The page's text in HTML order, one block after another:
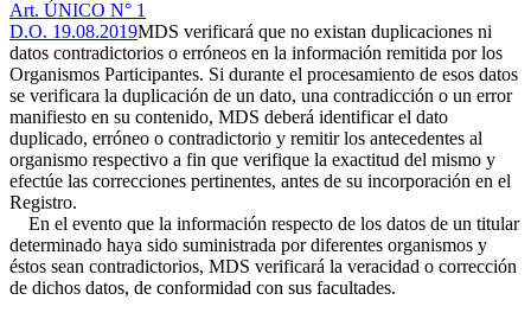
Art. ÚNICO N° 1
D.O. 19.08.2019MDS verificará que no existan duplicaciones ni
datos contradictorios o erróneos en la información remitida por los
Organismos Participantes. Si durante el procesamiento de esos datos
se verificara la duplicación de un dato, una contradicción o un error
manifiesto en su contenido, MDS deberá identificar el dato
duplicado, erróneo o contradictorio y remitir los antecedentes al
organismo respectivo a fin que verifique la exactitud del mismo y
efectúe las correcciones pertinentes, antes de su incorporación en el
Registro.
En el evento que la información respecto de los datos de un titular
determinado haya sido suministrada por diferentes organismos y
éstos sean contradictorios, MDS verificará la veracidad o corrección
de dichos datos, de conformidad con sus facultades.